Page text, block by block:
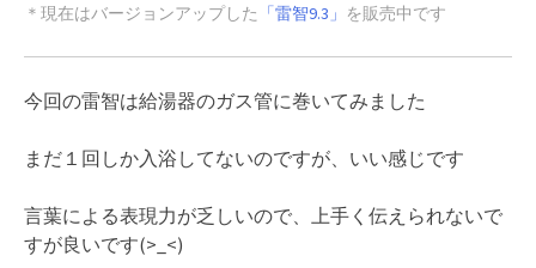
＊現在はバージョンアップした 「雷智9.3」 を販売中です
今回の雷智は給湯器のガス管に巻いてみました
まだ１回しか入浴してないのですが、いい感じです
言葉による表現力が乏しいので、上手く伝えられないで
すが良いです(>_<)ゞ